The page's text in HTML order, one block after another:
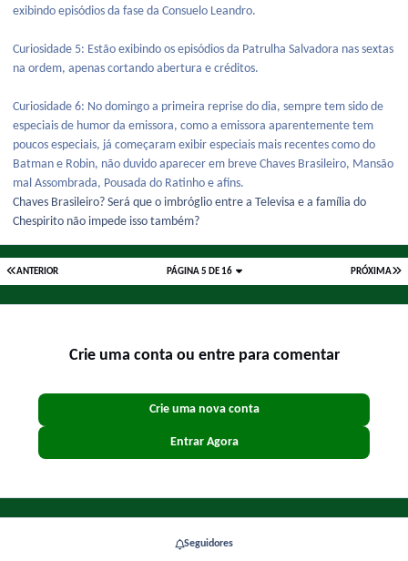
exibindo episódios da fase da Consuelo Leandro.
Curiosidade 5: Estão exibindo os episódios da Patrulha Salvadora nas sextas
na ordem, apenas cortando abertura e créditos.
Curiosidade 6: No domingo a primeira reprise do dia, sempre tem sido de
especiais de humor da emissora, como a emissora aparentemente tem
poucos especiais, já começaram exibir especiais mais recentes como do
Batman e Robin, não duvido aparecer em breve Chaves Brasileiro, Mansão
mal Assombrada, Pousada do Ratinho e afins.
Chaves Brasileiro? Será que o imbróglio entre a Televisa e a família do
Chespirito não impede isso também?
ANTERIOR PRÓXIMA
PÁGINA 5 DE 16
Crie uma conta ou entre para comentar
Crie uma nova conta
Entrar Agora
Seguidores